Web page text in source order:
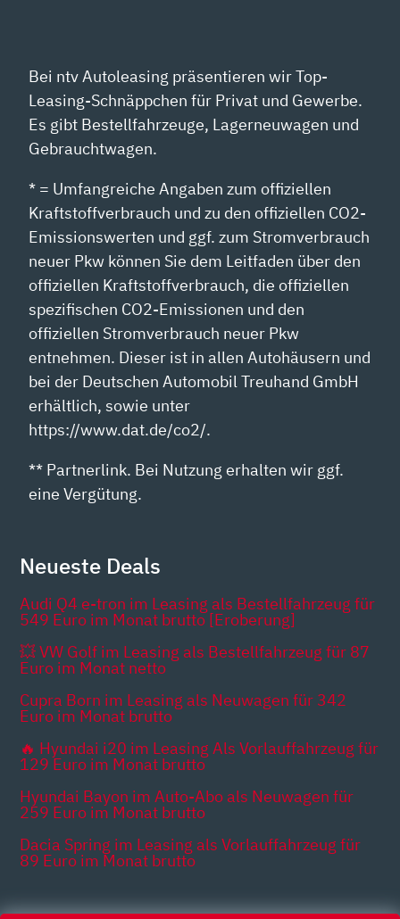
Bei ntv Autoleasing präsentieren wir Top-
Leasing-Schnäppchen für Privat und Gewerbe.
Es gibt Bestellfahrzeuge, Lagerneuwagen und
Gebrauchtwagen.
* = Umfangreiche Angaben zum offiziellen
Kraftstoffverbrauch und zu den offiziellen CO2-
Emissionswerten und ggf. zum Stromverbrauch
neuer Pkw können Sie dem Leitfaden über den
offiziellen Kraftstoffverbrauch, die offiziellen
spezifischen CO2-Emissionen und den
offiziellen Stromverbrauch neuer Pkw
entnehmen. Dieser ist in allen Autohäusern und
bei der Deutschen Automobil Treuhand GmbH
erhältlich, sowie unter
https://www.dat.de/co2/.
** Partnerlink. Bei Nutzung erhalten wir ggf.
eine Vergütung.
Neueste Deals
Audi Q4 e-tron im Leasing als Bestellfahrzeug für
549 Euro im Monat brutto [Eroberung]
💥 VW Golf im Leasing als Bestellfahrzeug für 87
Euro im Monat netto
Cupra Born im Leasing als Neuwagen für 342
Euro im Monat brutto
🔥 Hyundai i20 im Leasing Als Vorlauffahrzeug für
129 Euro im Monat brutto
Hyundai Bayon im Auto-Abo als Neuwagen für
259 Euro im Monat brutto
Dacia Spring im Leasing als Vorlauffahrzeug für
89 Euro im Monat brutto